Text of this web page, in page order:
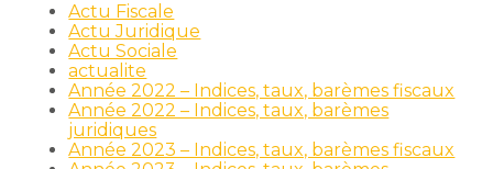
Actu Fiscale
Actu Juridique
Actu Sociale
actualite
Année 2022 – Indices, taux, barèmes fiscaux
Année 2022 – Indices, taux, barèmes
juridiques
Année 2023 – Indices, taux, barèmes fiscaux